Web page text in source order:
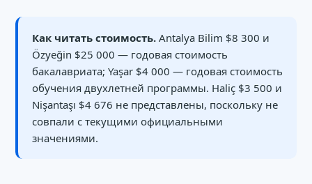
Как читать стоимость. Antalya Bilim $8 300 и
Özyeğin $25 000 — годовая стоимость
бакалавриата; Yaşar $4 000 — годовая стоимость
обучения двухлетней программы. Haliç $3 500 и
Nişantaşı $4 676 не представлены, поскольку не
совпали с текущими официальными
значениями.